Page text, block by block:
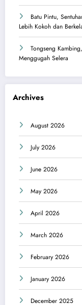
Batu Pintu,
Lebih Kokoh dan
Tongseng
Menggugah Selera
Archives
August 2026
July 2026
June 2026
May 2026
April 2026
March 2026
February 2026
January 2026
December 2025